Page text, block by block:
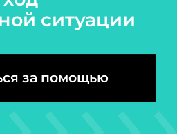
ситуации
за помощью